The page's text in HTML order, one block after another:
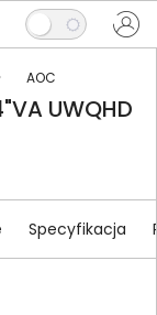
AOC
UWQHD
Specyfikacja